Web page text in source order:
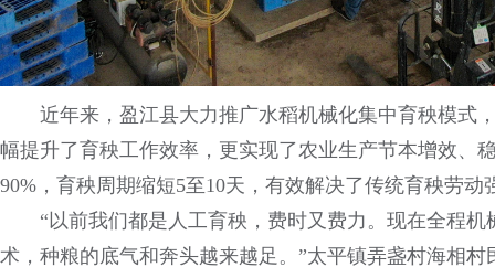
近年来，盈江县大力推广水稻机械化集中育秧模式
幅提升了育秧工作效率，更实现了农业生产节本增效、
90%，育秧周期缩短5至10天，有效解决了传统育秧劳
“以前我们都是人工育秧，费时又费力。现在全程
术，种粮的底气和奔头越来越足。”太平镇弄盏村海相